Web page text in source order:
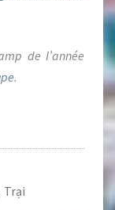
de l’année
.
Trại